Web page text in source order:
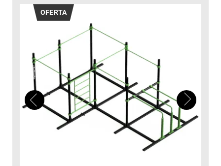
OFERTA